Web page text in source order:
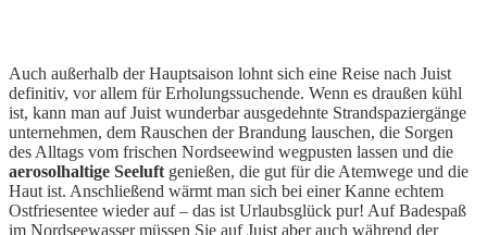
Auch außerhalb der Hauptsaison lohnt sich eine Reise nach Juist
definitiv, vor allem für Erholungssuchende. Wenn es draußen kühl
ist, kann man auf Juist wunderbar ausgedehnte Strandspaziergänge
unternehmen, dem Rauschen der Brandung lauschen, die Sorgen
des Alltags vom frischen Nordseewind wegpusten lassen und die
aerosolhaltige Seeluft genießen, die gut für die Atemwege und die
Haut ist. Anschließend wärmt man sich bei einer Kanne echtem
Ostfriesentee wieder auf – das ist Urlaubsglück pur! Auf Badespaß
im Nordseewasser müssen Sie auf Juist aber auch während der